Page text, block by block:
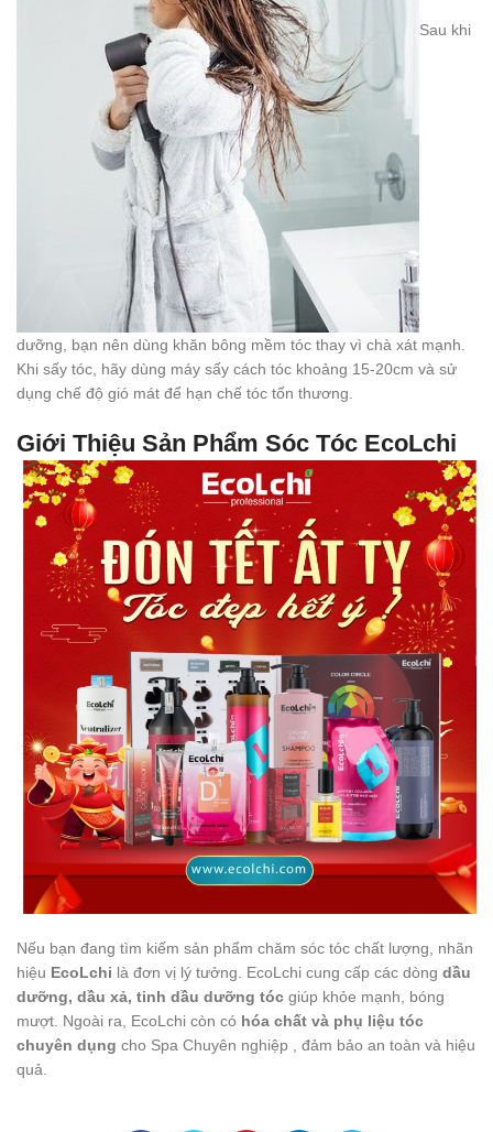
Sau khi
dưỡng, bạn nên dùng khăn bông mềm tóc thay vì chà xát mạnh.
Khi sấy tóc, hãy dùng máy sấy cách tóc khoảng 15-20cm và sử
dụng chế độ gió mát để hạn chế tóc tổn thương.
Giới Thiệu Sản Phẩm Sóc Tóc EcoLchi
Nếu bạn đang tìm kiếm sản phẩm chăm sóc tóc chất lượng, nhãn
hiệu EcoLchi là đơn vị lý tưởng. EcoLchi cung cấp các dòng dầu
dưỡng, dầu xả, tinh dầu dưỡng tóc giúp khỏe mạnh, bóng
mượt. Ngoài ra, EcoLchi còn có hóa chất và phụ liệu tóc
chuyên dụng cho Spa Chuyên nghiệp , đảm bảo an toàn và hiệu
quả.